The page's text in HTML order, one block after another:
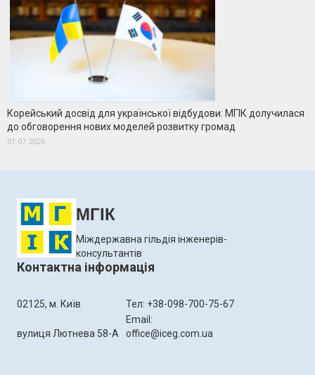
Корейський досвід для української відбудови: МГІК долучилася
до обговорення нових моделей розвитку громад
01.07.2026
МГІК
Міждержавна гільдія інженерів-
консультантів
Контактна інформація
02125, м. Київ
вулиця Лютнева 58-А
Тел: +38-098-700-75-67
Email:
office@iceg.com.ua